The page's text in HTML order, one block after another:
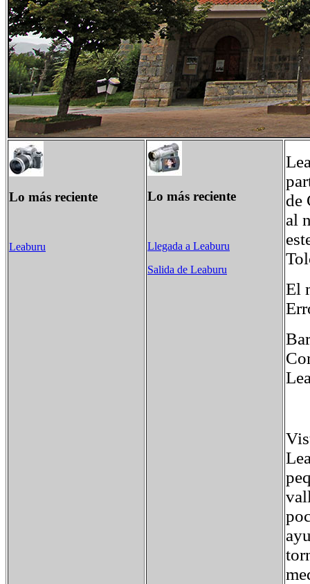
Lo más reciente
Leaburu
Lo más reciente
Llegada a Leaburu
Salida de Leaburu
de
al
El